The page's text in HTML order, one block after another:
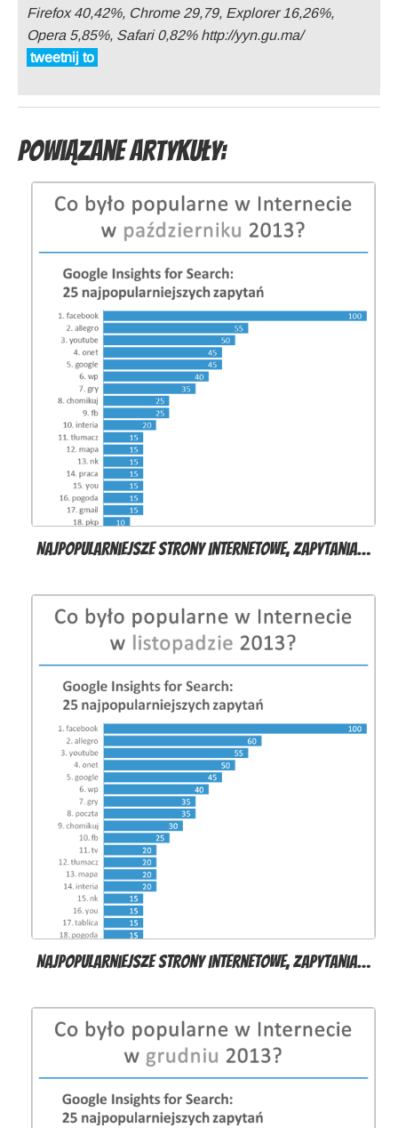
Firefox 40,42%, Chrome 29,79, Explorer 16,26%,
Opera 5,85%, Safari 0,82% http://yyn.gu.ma/
tweetnij to
Powiązane artykuły:
Najpopularniejsze strony internetowe, zapytania…
Najpopularniejsze strony internetowe, zapytania…